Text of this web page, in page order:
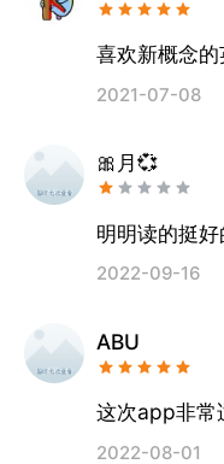
喜欢新概念
2021-07-08
🎀月💞
明明读的挺
2022-09-16
ABU
这次app非常
2022-08-01